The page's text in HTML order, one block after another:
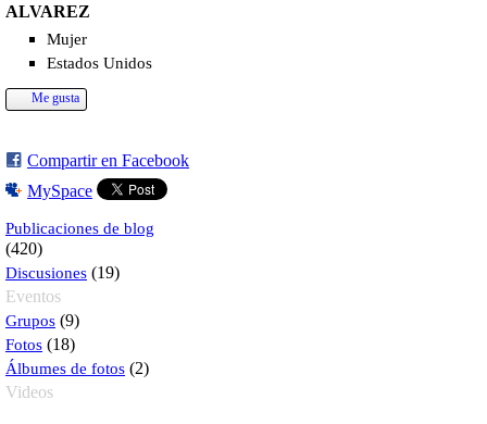
ALVAREZ
Mujer
Estados Unidos
Me gusta
Compartir en Facebook
MySpace
Publicaciones de blog
(420)
Discusiones (19)
Eventos
Grupos (9)
Fotos (18)
Álbumes de fotos (2)
Videos